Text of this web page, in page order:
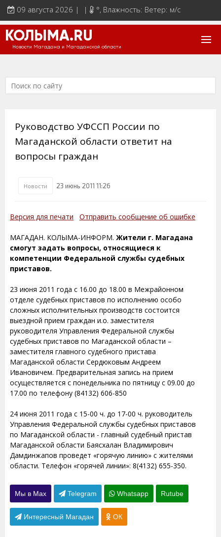
09 августа 2026 | | °, Влажность: Ветер: м/с
КОЛЫМА.RU
Новости Магадана и Магаданской области
Руководство УФССП России по
Магаданской области ответит на
вопросы граждан
Новости 23 июнь 2011 11:26
Версия для печати Отправить сообщение об ошибке
МАГАДАН. КОЛЫМА-ИНФОРМ. Жители г. Магадана
смогут задать вопросы, относящиеся к
компетенции Федеральной службы судебных
приставов.
23 июня 2011 года с 16.00 до 18.00 в Межрайонном
отделе судебных приставов по исполнению особо
сложных исполнительных производств состоится
выездной прием граждан и.о. заместителя
руководителя Управления Федеральной службы
судебных приставов по Магаданской области –
заместителя главного судебного пристава
Магаданской области Сердюковым Андреем
Ивановичем. Предварительная запись на прием
осуществляется с понедельника по пятницу с 09.00 до
17.00 по телефону (84132) 606-850
24 июня 2011 года с 15-00 ч. до 17-00 ч. руководитель
Управления Федеральной службы судебных приставов
по Магаданской области - главный судебный пристав
Магаданской области Баясхалан Владимирович
Дамдинжапов проведет «горячую линию» с жителями
области. Телефон «горячей линии»: 8(4132) 655-350.
Мы в Max Telegram Whatsapp Rutube
Интересный Магадан ОК